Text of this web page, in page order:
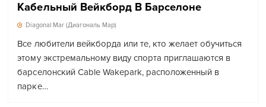
Кабельный Вейкборд В Барселоне
Diagonal Mar (Диагональ Мар)
Все любители вейкборда или те, кто желает обучиться
этому экстремальному виду спорта приглашаются в
барселонский Cable Wakepark, расположенный в
парке…